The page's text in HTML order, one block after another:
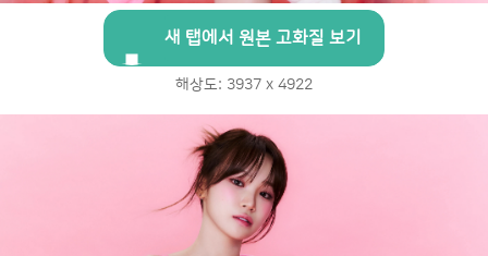
새 탭에서 원본 고화질 보기
해상도: 3937 x 4922